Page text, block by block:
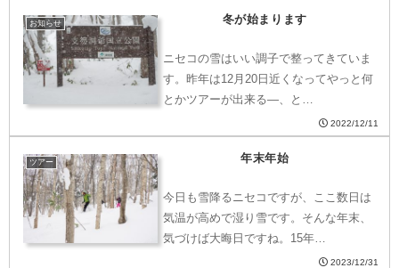
お知らせ 冬が始まります
ニセコの雪はいい調子で整ってきていま
す。昨年は12月20日近くなってやっと何
とかツアーが出来る―、と…
2022/12/11
ツアー 年末年始
今日も雪降るニセコですが、ここ数日は
気温が高めで湿り雪です。そんな年末、
気づけば大晦日ですね。15年…
2023/12/31